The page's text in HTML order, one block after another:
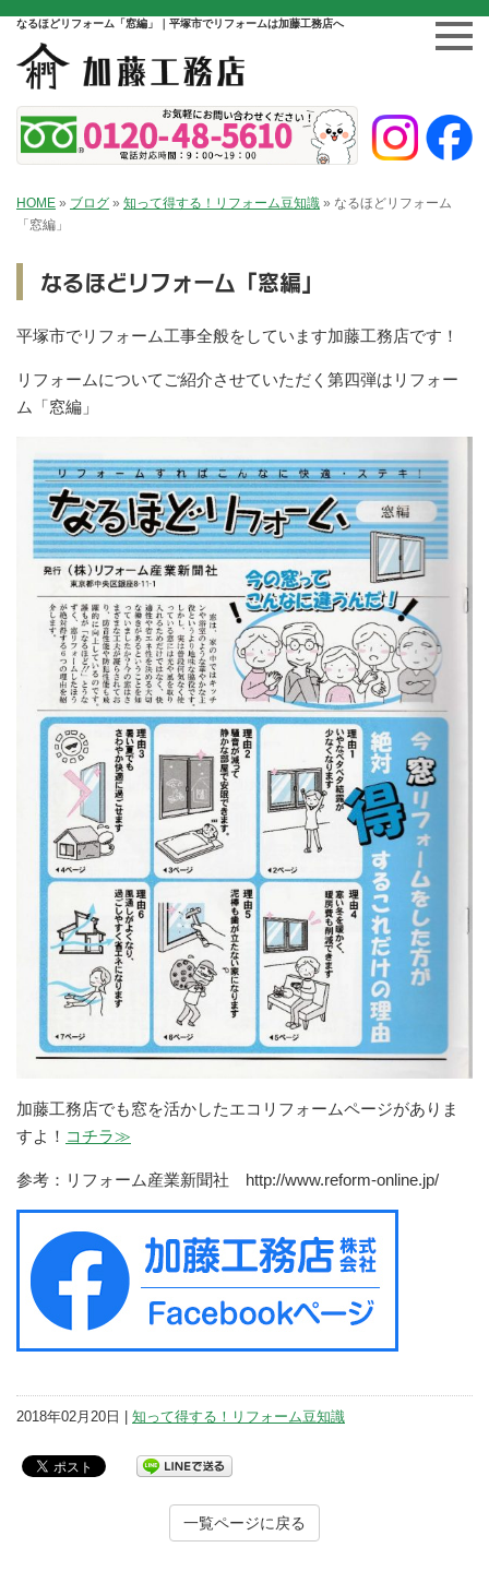
なるほどリフォーム「窓編」｜平塚市でリフォームは加藤工務店へ
HOME » ブログ » 知って得する！リフォーム豆知識 » なるほどリフォーム
「窓編」
なるほどリフォーム「窓編」
平塚市でリフォーム工事全般をしています加藤工務店です！
リフォームについてご紹介させていただく第四弾はリフォー
ム「窓編」
加藤工務店でも窓を活かしたエコリフォームページがありま
すよ！ コチラ≫
参考：リフォーム産業新聞社 http://www.reform-online.jp/
2018年02月20日 | 知って得する！リフォーム豆知識
一覧ページに戻る